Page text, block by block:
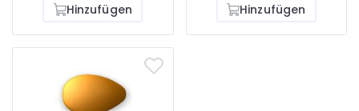
Hinzufügen
Hinzufügen